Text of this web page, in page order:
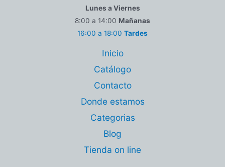
Lunes a Viernes
8:00 a 14:00 Mañanas
16:00 a 18:00 Tardes
Inicio
Catálogo
Contacto
Donde estamos
Categorias
Blog
Tienda on line